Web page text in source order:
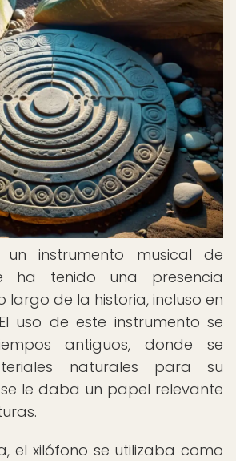
un instrumento musical de
ha tenido una presencia
largo de la historia, incluso en
uso de este instrumento se
antiguos, donde se
naturales para su
le daba un papel relevante
el xilófono se utilizaba como